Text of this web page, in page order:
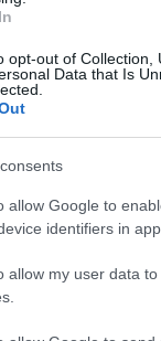
opt-out of Collection,
Data that Is
allow Google to
identifiers in
allow my user data